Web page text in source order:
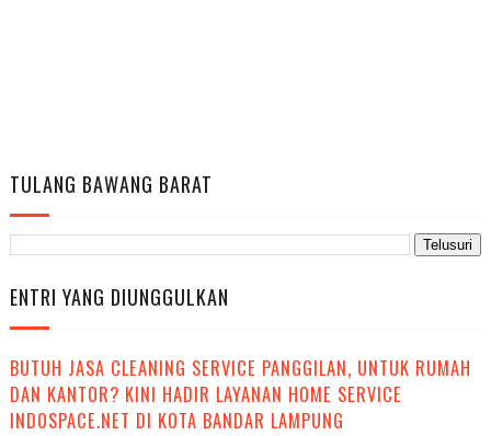
TULANG BAWANG BARAT
ENTRI YANG DIUNGGULKAN
BUTUH JASA CLEANING SERVICE PANGGILAN, UNTUK RUMAH
DAN KANTOR? KINI HADIR LAYANAN HOME SERVICE
INDOSPACE.NET DI KOTA BANDAR LAMPUNG